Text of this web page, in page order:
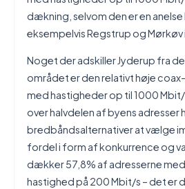
dækning, selvom den er en anelse
eksempelvis Regstrup og Mørkøv
Noget der adskiller Jyderup fra
området er den relativt høje
med hastigheder op til 1000
over halvdelen af byens adresser
bredbåndsalternativer at vælge
fordel i form af konkurrence og
dækker 57,8% af adresserne med
hastighed på 200 Mbit/s – det er